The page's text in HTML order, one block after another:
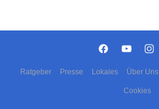
Ratgeber Presse Lokales Über Uns
Cookies